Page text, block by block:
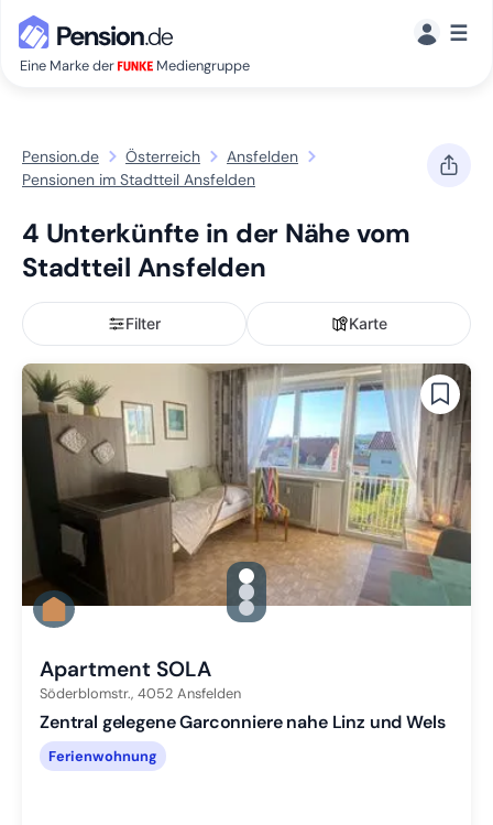
Eine Marke der Mediengruppe
☰
Pension.de Österreich
Ansfelden
Pensionen im Stadtteil Ansfelden
4 Unterkünfte in der Nähe vom
Stadtteil Ansfelden
Filter Karte
gallery.slide_selector
Zu Slide 1 wechseln
Zu Slide 2 wechseln
Zu Slide 3 wechseln
Apartment SOLA
Söderblomstr., 4052 Ansfelden
Zentral gelegene Garconniere nahe Linz und Wels
Ferienwohnung